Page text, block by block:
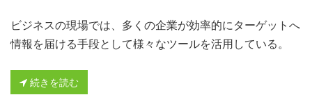
ビジネスの現場では、多くの企業が効率的にターゲットへ
情報を届ける手段として様々なツールを活用している。
続きを読む